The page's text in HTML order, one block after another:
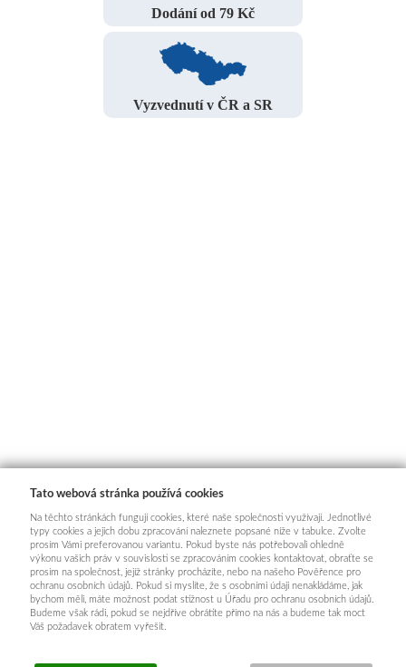
Dodání od 79 Kč
Vyzvednutí v ČR a SR
Tato webová stránka používá cookies
Na těchto stránkách fungují cookies, které naše společnosti využívají. Jednotlivé
typy cookies a jejich dobu zpracování naleznete popsané níže v tabulce. Zvolte
prosím Vámi preferovanou variantu. Pokud byste nás potřebovali ohledně
výkonu vašich práv v souvislosti se zpracováním cookies kontaktovat, obraťte se
prosím na společnost, jejíž stránky procházíte, nebo na našeho Pověřence pro
ochranu osobních údajů. Pokud si myslíte, že s osobními údaji nenakládáme, jak
bychom měli, máte možnost podat stížnost u Úřadu pro ochranu osobních údajů.
Budeme však rádi, pokud se nejdříve obrátíte přímo na nás a budeme tak moct
Váš požadavek obratem vyřešit.